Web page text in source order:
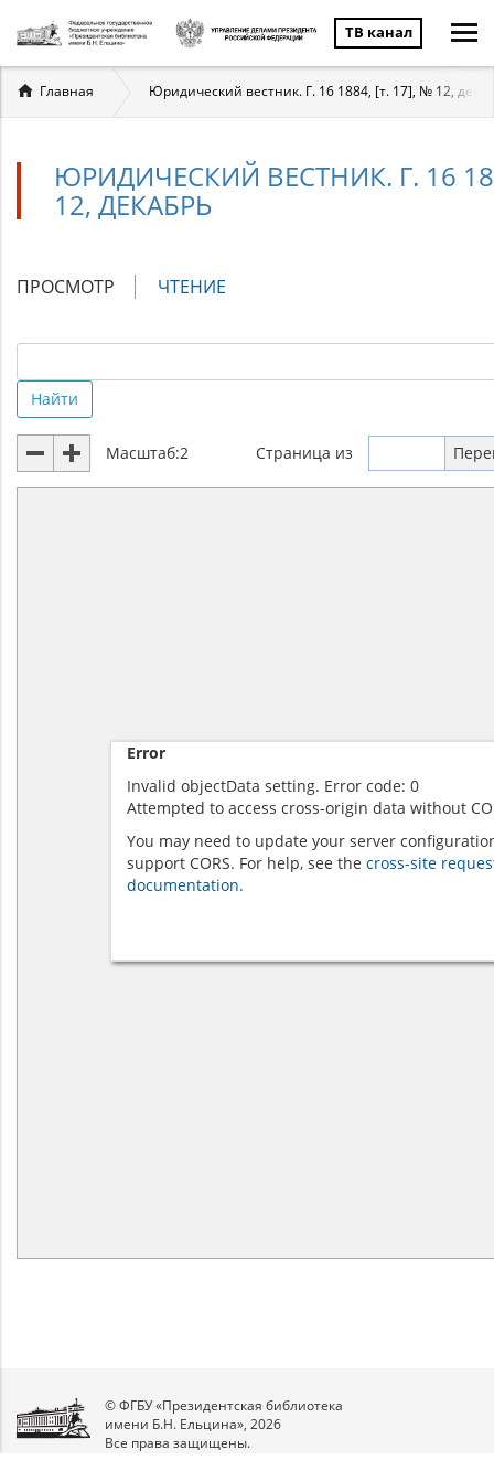
ТВ канал
Вы
здесь
Главная Юридический вестник. Г. 16 1884, [т. 17], № 12,
ЮРИДИЧЕСКИЙ ВЕСТНИК. Г. 16
12, ДЕКАБРЬ
Главные
ПРОСМОТР ЧТЕНИЕ
Найти
Масштаб:2 Страница из
Error
Invalid objectData setting. Error code: 0
Attempted to access cross-origin data without
You may need to update your server
support CORS. For help, see the cross-site
documentation.
© ФГБУ «Президентская библиотека
имени Б.Н. Ельцина», 2026
Все права защищены.